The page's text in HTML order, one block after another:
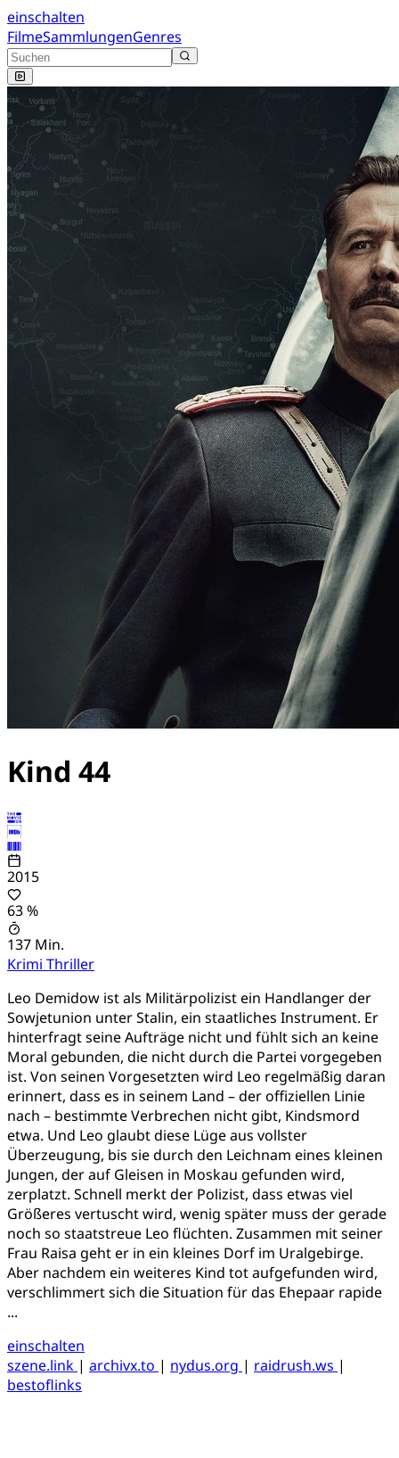
einschalten
FilmeSammlungenGenres
Kind 44
2015
63 %
137 Min.
Krimi Thriller
Leo Demidow ist als Militärpolizist ein Handlanger der
Sowjetunion unter Stalin, ein staatliches Instrument. Er
hinterfragt seine Aufträge nicht und fühlt sich an keine
Moral gebunden, die nicht durch die Partei vorgegeben
ist. Von seinen Vorgesetzten wird Leo regelmäßig daran
erinnert, dass es in seinem Land – der offiziellen Linie
nach – bestimmte Verbrechen nicht gibt, Kindsmord
etwa. Und Leo glaubt diese Lüge aus vollster
Überzeugung, bis sie durch den Leichnam eines kleinen
Jungen, der auf Gleisen in Moskau gefunden wird,
zerplatzt. Schnell merkt der Polizist, dass etwas viel
Größeres vertuscht wird, wenig später muss der gerade
noch so staatstreue Leo flüchten. Zusammen mit seiner
Frau Raisa geht er in ein kleines Dorf im Uralgebirge.
Aber nachdem ein weiteres Kind tot aufgefunden wird,
verschlimmert sich die Situation für das Ehepaar rapide
...
einschalten
szene.link | archivx.to | nydus.org | raidrush.ws |
bestoflinks